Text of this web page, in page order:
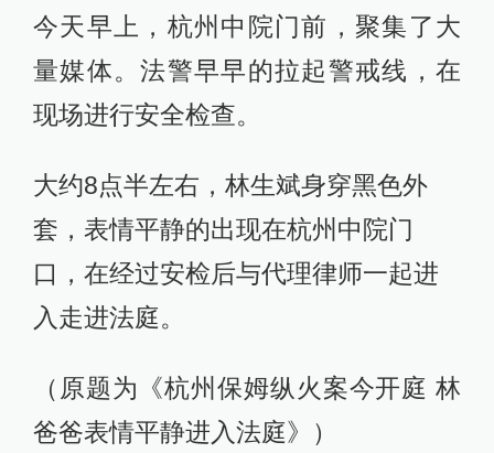
今天早上，杭州中院门前，聚集了大
量媒体。法警早早的拉起警戒线，在
现场进行安全检查。
大约8点半左右，林生斌身穿黑色外
套，表情平静的出现在杭州中院门
口，在经过安检后与代理律师一起进
入走进法庭。
（原题为《杭州保姆纵火案今开庭 林
爸爸表情平静进入法庭》）